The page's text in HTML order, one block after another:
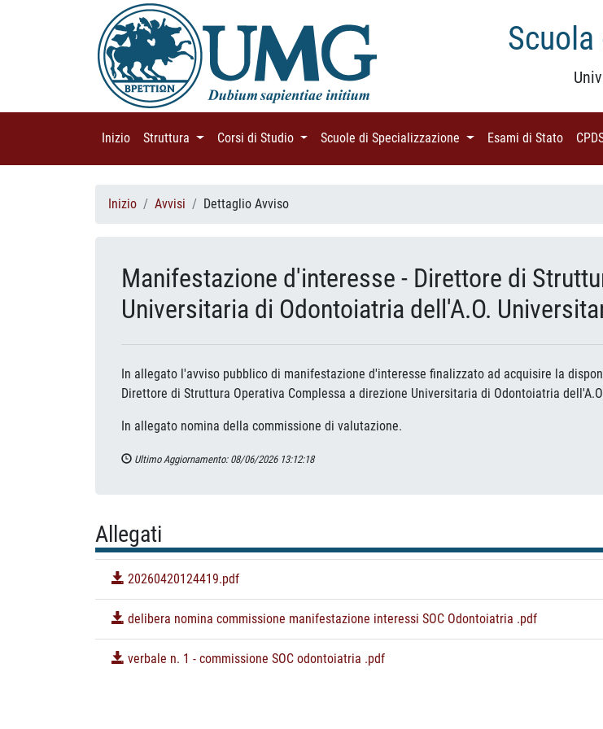
Inizio (current)
Struttura (current)Corsi di Studio (current)Scuole di Specializzazione (current)Esami di Stato
Inizio Avvisi Dettaglio Avviso
Manifestazione d'interesse - Direttore di
Universitaria di Odontoiatria dell'A.O.
In allegato l'avviso pubblico di manifestazione d'interesse finalizzato ad acquisire la
Direttore di Struttura Operativa Complessa a direzione Universitaria di Odontoiatria
In allegato nomina della commissione di valutazione.
Ultimo Aggiornamento: 08/06/2026 13:12:18
Allegati
20260420124419.pdf
delibera nomina commissione manifestazione interessi SOC Odontoiatria .pdf
verbale n. 1 - commissione SOC odontoiatria .pdf